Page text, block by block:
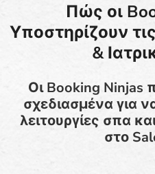
Πώς οι
Υποστηρίζουν
&
Οι Booking Ninjas
σχεδιασμένα για
λειτουργίες σπα
στο